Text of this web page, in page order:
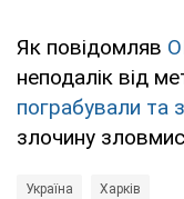
Як повідомляв
неподалік від
пограбували та
злочину
Україна Харків